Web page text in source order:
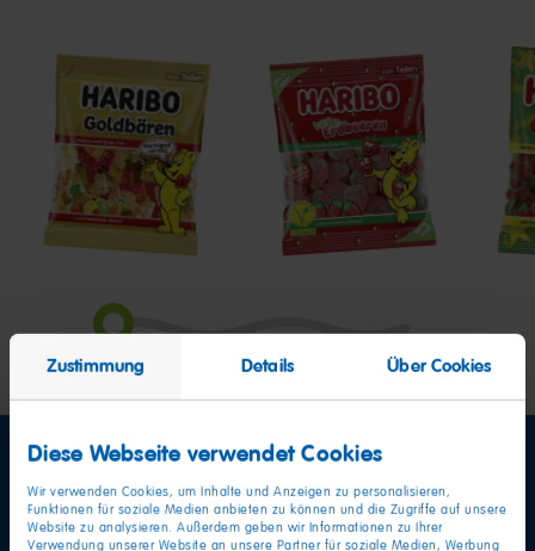
Zustimmung Details Über Cookies
Diese Webseite verwendet Cookies
Wir verwenden Cookies, um Inhalte und Anzeigen zu personalisieren,
Funktionen für soziale Medien anbieten zu können und die Zugriffe auf unsere
Website zu analysieren. Außerdem geben wir Informationen zu Ihrer
Verwendung unserer Website an unsere Partner für soziale Medien, Werbung
Goldbären
Wilde
Erdbeeren